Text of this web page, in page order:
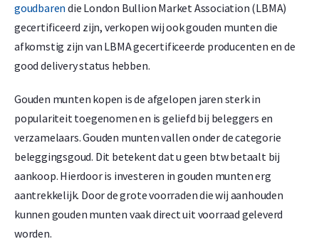
goudbaren die London Bullion Market Association (LBMA)
gecertificeerd zijn, verkopen wij ook gouden munten die
afkomstig zijn van LBMA gecertificeerde producenten en de
good delivery status hebben.
Gouden munten kopen is de afgelopen jaren sterk in
populariteit toegenomen en is geliefd bij beleggers en
verzamelaars. Gouden munten vallen onder de categorie
beleggingsgoud. Dit betekent dat u geen btw betaalt bij
aankoop. Hierdoor is investeren in gouden munten erg
aantrekkelijk. Door de grote voorraden die wij aanhouden
kunnen gouden munten vaak direct uit voorraad geleverd
worden.